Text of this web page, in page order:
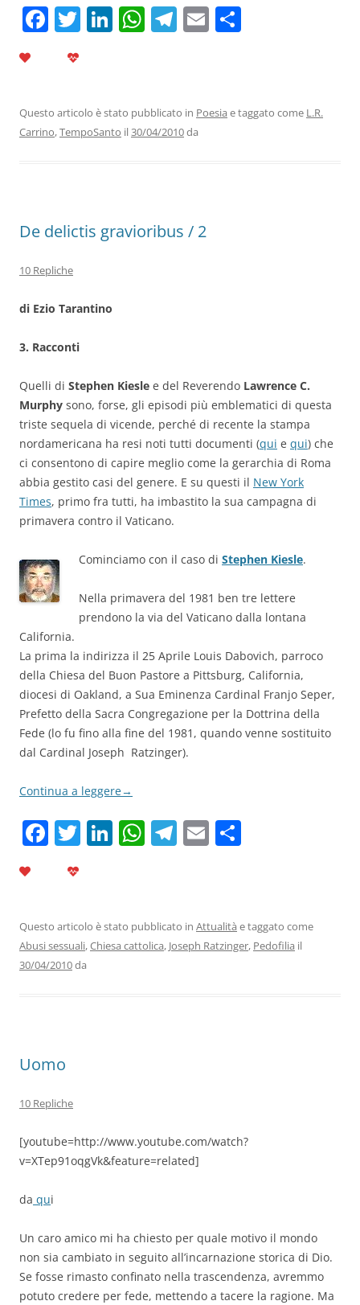
F
b
o
T Li
dI
n
W
A
p
T
a
m
E
vi
Questo articolo è stato pubblicato in Poesia e taggato come L.R.
Carrino,TempoSanto il30/04/2010da
De delictis gravioribus / 2
10 Repliche
di Ezio Tarantino
3. Racconti
Quelli di Stephen Kiesle e del Reverendo Lawrence C.
Murphy sono, forse, gli episodi più emblematici di questa
triste sequela di vicende, perché di recente la stampa
nordamericana ha resi noti tutti documenti (qui e qui) che
ci consentono di capire meglio come la gerarchia di Roma
abbia gestito casi del genere. E su questi il New York
Times, primo fra tutti, ha imbastito la sua campagna di
primavera contro il Vaticano.
Cominciamo con il caso di Stephen Kiesle.
Nella primavera del 1981 ben tre lettere
prendono la via del Vaticano dalla lontana
California.
La prima la indirizza il 25 Aprile Louis Dabovich, parroco
della Chiesa del Buon Pastore a Pittsburg, California,
diocesi di Oakland, a Sua Eminenza Cardinal Franjo Seper,
Prefetto della Sacra Congregazione per la Dottrina della
Fede (lo fu fino alla fine del 1981, quando venne sostituito
dal Cardinal Joseph Ratzinger).
Continua a leggere→
F
b
o
T Li
dI
n
W
A
p
T
a
m
E
vi
di
Questo articolo è stato pubblicato in Attualità e taggato come
Abusi sessuali,Chiesa cattolica, Joseph Ratzinger, Pedofilia il
30/04/2010da
Uomo
10 Repliche
[youtube=http://www.youtube.com/watch?
v=XTep91oqgVk&feature=related]
da qui
Un caro amico mi ha chiesto per quale motivo il mondo
non sia cambiato in seguito all’incarnazione storica di Dio.
Se fosse rimasto confinato nella trascendenza, avremmo
potuto credere per fede, mettendo a tacere la ragione. Ma